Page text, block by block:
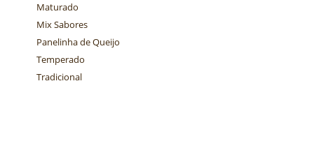
Maturado
Mix Sabores
Panelinha de Queijo
Temperado
Tradicional